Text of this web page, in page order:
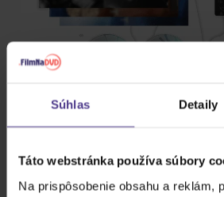
Súhlas Detaily
Táto webstránka používa súbory
Na prispôsobenie obsahu a reklám,